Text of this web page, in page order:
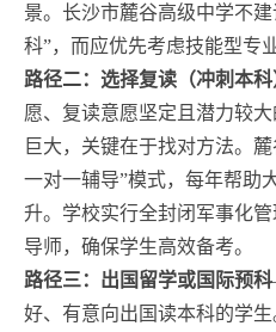
景。长沙市麓谷高级中学不
科”，而应优先考虑技能型专业
路径二：选择复读（冲刺本科
愿、复读意愿坚定且潜力较
巨大，关键在于找对方法。
一对一辅导”模式，每年帮助
升。学校实行全封闭军事化
导师，确保学生高效备考。
路径三：出国留学或国际预科
好、有意向出国读本科的学